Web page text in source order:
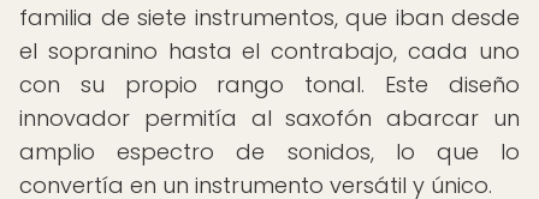
familia de siete instrumentos, que iban desde
el sopranino hasta el contrabajo, cada uno
con su propio rango tonal. Este diseño
innovador permitía al saxofón abarcar un
amplio espectro de sonidos, lo que lo
convertía en un instrumento versátil y único.